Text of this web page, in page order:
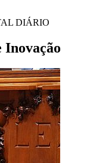
DIÁRIO
Inovação